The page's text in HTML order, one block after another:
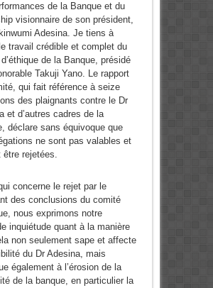
de la Banque et du
visionnaire de son président,
Adesina. Je tiens à
travail crédible et complet du
de la Banque, présidé
Takuji Yano. Le rapport
qui fait référence à seize
des plaignants contre le Dr
et d’autres cadres de la
déclare sans équivoque que
ne sont pas valables et
être rejetées.
concerne le rejet par le
des conclusions du comité
nous exprimons notre
inquiétude quant à la manière
non seulement sape et affecte
du Dr Adesina, mais
également à l’érosion de la
de la banque, en particulier la